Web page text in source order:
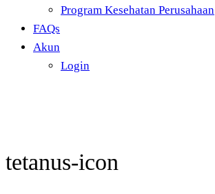
Program Kesehatan Perusahaan
FAQs
Akun
Login
tetanus-icon